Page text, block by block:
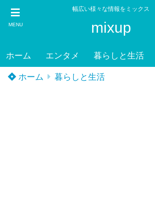
MENU
幅広い様々な情報をミックス
mixup
ホーム エンタメ 暮らしと生活
ホーム 暮らしと生活